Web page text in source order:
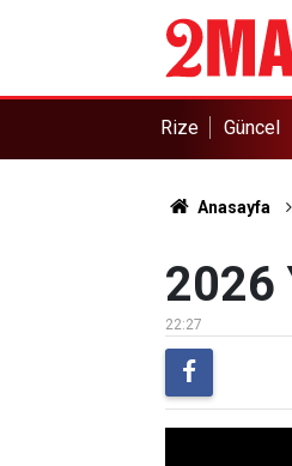
Rize Güncel
Anasayfa
2026
22:27